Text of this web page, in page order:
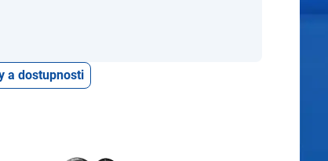
a dostupnosti